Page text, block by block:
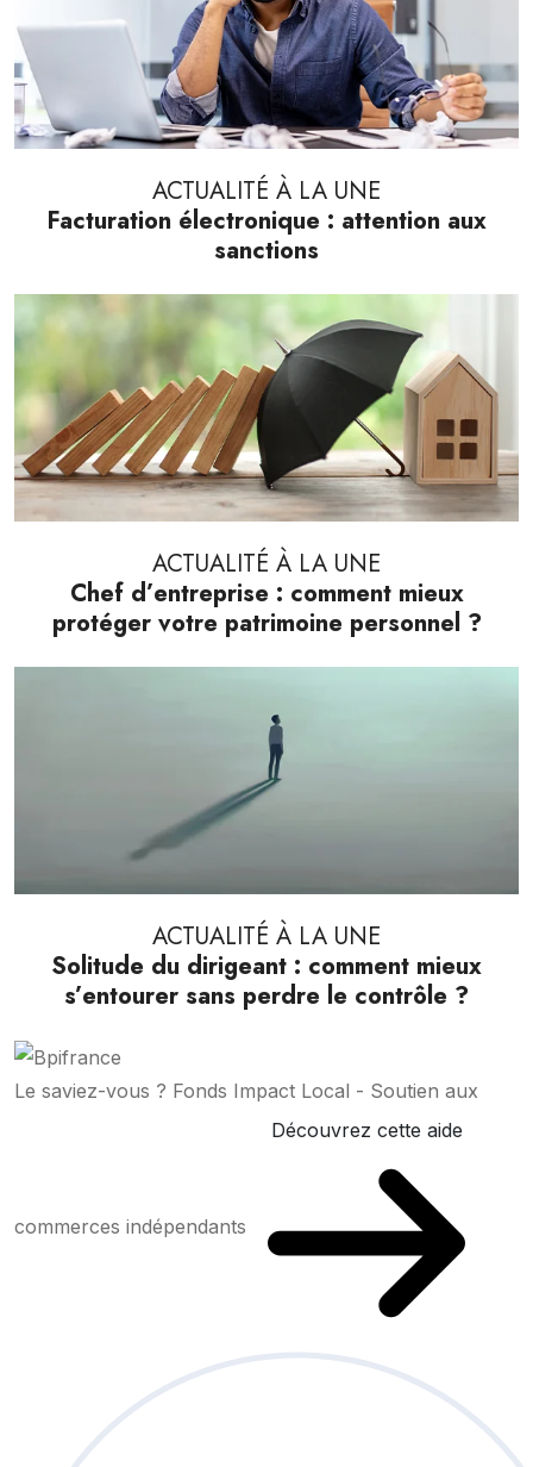
ACTUALITÉ À LA UNE
Facturation électronique : attention aux
sanctions
ACTUALITÉ À LA UNE
Chef d’entreprise : comment mieux
protéger votre patrimoine personnel ?
ACTUALITÉ À LA UNE
Solitude du dirigeant : comment mieux
s’entourer sans perdre le contrôle ?
Le saviez-vous ? Fonds Impact Local - Soutien aux
commerces indépendants
Découvrez cette aide